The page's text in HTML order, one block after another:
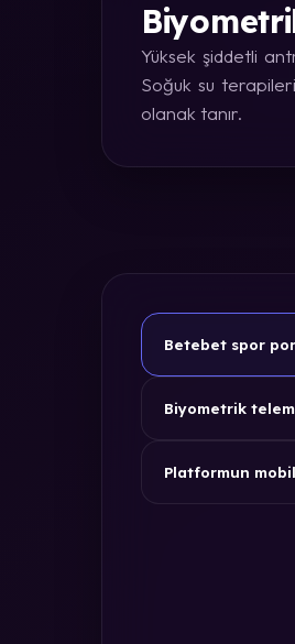
Yüksek şiddetli
Soğuk su
olanak tanır.
Betebet spor
Biyometrik
Platformun